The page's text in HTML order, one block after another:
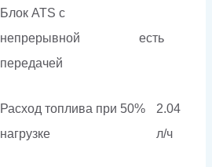
Блок ATS с
непрерывной
передачей
есть
Расход топлива при 50%
нагрузке
2.04
л/ч